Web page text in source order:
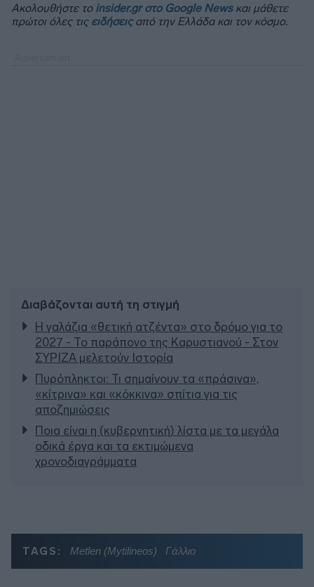
Ακολουθήστε το insider.gr στο Google Newsκαι μάθετε
πρώτοι όλες τις ειδήσειςαπό την Ελλάδα και τον κόσμο.
Διαβάζονται αυτή τη στιγμή
Η γαλάζια «θετική ατζέντα» στο δρόμο για το
2027 - Το παράπονο της Καρυστιανού - Στον
ΣΥΡΙΖΑ μελετούν Ιστορία
Πυρόπληκτοι: Τι σημαίνουν τα «πράσινα»,
«κίτρινα» και «κόκκινα» σπίτια για τις
αποζημιώσεις
Ποια είναι η (κυβερνητική) λίστα με τα μεγάλα
οδικά έργα και τα εκτιμώμενα
χρονοδιαγράμματα
TAGS: Metlen (Mytilineos) Γάλλιο